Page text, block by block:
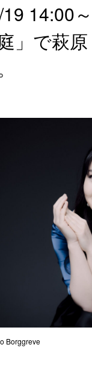
19 14:00
」で萩
Borggreve